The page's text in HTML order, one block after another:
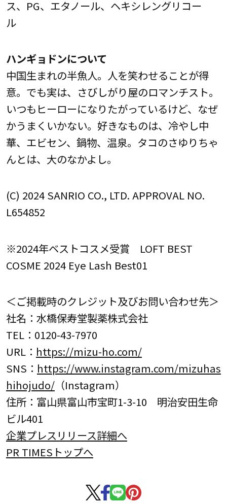
ス、PG、エタノール、ヘキシレングリコー
ル
ハンギョドンについて
中国生まれの半魚人。人を笑わせることが得
意。でも実は、さびしがり屋のロマンチスト。
いつもヒーローになりたがっているけど、なぜ
かうまくいかない。好きなものは、冷やし中
華、エビセン、鍋物、温泉。タコのさゆりちゃ
んとは、大のなかよし。
(C) 2024 SANRIO CO., LTD. APPROVAL NO.
L654852
※2024年ベストコスメ受賞 LOFT BEST
COSME 2024 Eye Lash Best01
＜ご掲載時のクレジット及びお問い合わせ先＞
社名：水橋保寿堂製薬株式会社
TEL：0120-43-7970
URL： https://mizu-ho.com/
SNS： https://www.instagram.com/mizuhas
hihojudo/（Instagram）
住所：富山県富山市宝町1-3-10 明治安田生命
ビル401
企業プレスリリース詳細へ
PR TIMESトップへ